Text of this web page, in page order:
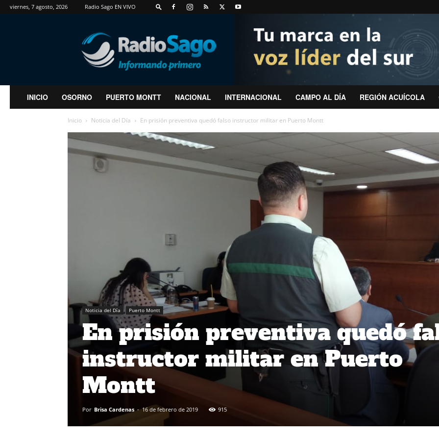
viernes, 7 agosto, 2026 Radio Sago EN VIVO
RadioSago
INICIO OSORNO PUERTO MONTT NACIONAL INTERNACIONAL CAMPO AL DÍA REGIÓN ACUÍCOLA
Inicio Noticia del Día En prisión preventiva quedó falso instructor militar en Puerto Montt
Noticia del Día Puerto Montt
En prisión preventiva quedó
instructor militar en Puerto
Montt
Por Brisa Cardenas - 16 de febrero de 2019 915